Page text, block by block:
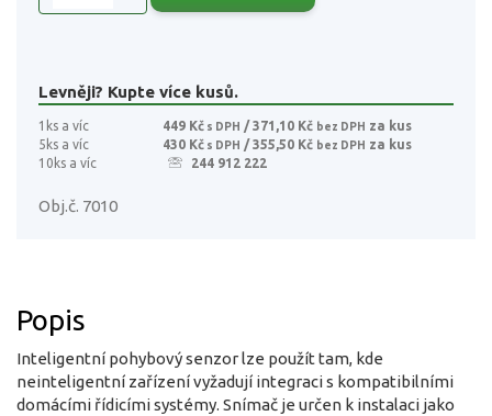
Levněji? Kupte více kusů.
1ks a víc 449 Kč s DPH / 371,10 Kč bez DPH za kus
5ks a víc
430 Kč s DPH / 355,50 Kč bez DPH za kus
10ks a víc
244 912 222
Obj.č. 7010
Popis
Inteligentní pohybový senzor lze použít tam, kde
neinteligentní zařízení vyžadují integraci s kompatibilními
domácími řídicími systémy. Snímač je určen k instalaci jako